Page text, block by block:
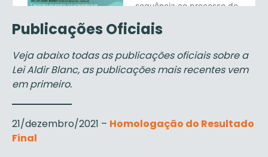
Publicações Oficiais
Veja abaixo todas as publicações oficiais sobre a
Lei Aldir Blanc, as publicações mais recentes vem
em primeiro.
21/dezembro/2021 – Homologação do Resultado
Final